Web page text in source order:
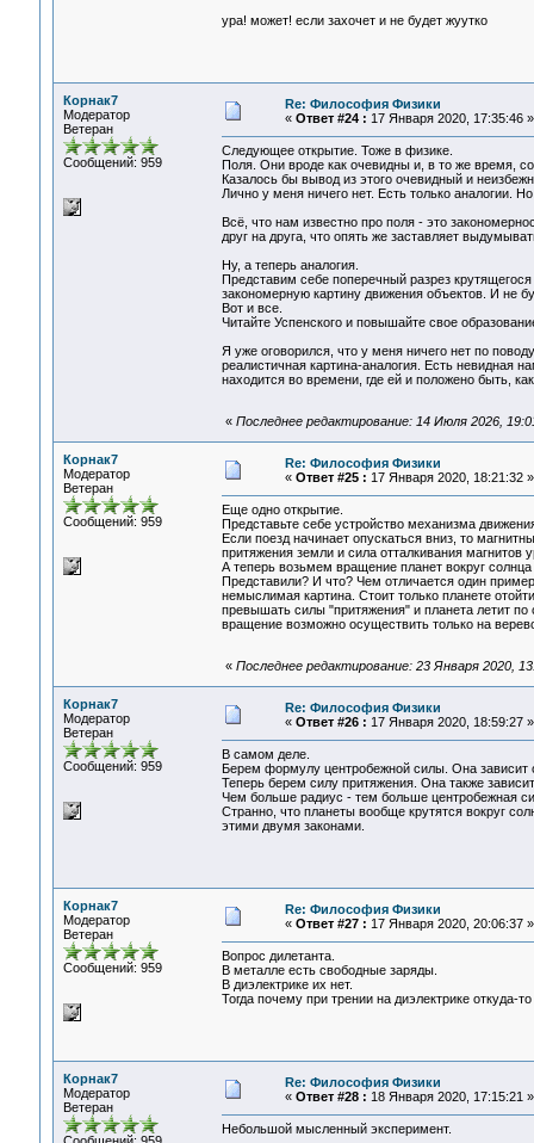
ура! может! если захочет и не будет жуутко
Корнак7
Модератор
Ветеран
Сообщений: 959
Re: Философия Физики
« Ответ #24 : 17 Января 2020, 17:35:46 »
Следующее открытие. Тоже в физике.
Поля. Они вроде как очевидны и, в то же время,
Казалось бы вывод из этого очевидный и
Лично у меня ничего нет. Есть только аналогии.
Всё, что нам известно про поля - это
друг на друга, что опять же заставляет
Ну, а теперь аналогия.
Представим себе поперечный разрез
закономерную картину движения объектов. И не
Вот и все.
Читайте Успенского и повышайте свое
Я уже оговорился, что у меня ничего нет по
реалистичная картина-аналогия. Есть невидная
находится во времени, где ей и положено быть,
« Последнее редактирование: 14 Июля 2026,
Корнак7
Модератор
Ветеран
Сообщений: 959
Re: Философия Физики
« Ответ #25 : 17 Января 2020, 18:21:32 »
Еще одно открытие.
Представьте себе устройство механизма
Если поезд начинает опускаться вниз, то
притяжения земли и сила отталкивания магнитов
А теперь возьмем вращение планет вокруг солнца
Представили? И что? Чем отличается один
немыслимая картина. Стоит только планете
превышать силы "притяжения" и планета летит по
вращение возможно осуществить только на
« Последнее редактирование: 23 Января 2020,
Корнак7
Модератор
Ветеран
Сообщений: 959
Re: Философия Физики
« Ответ #26 : 17 Января 2020, 18:59:27 »
В самом деле.
Берем формулу центробежной силы. Она зависит
Теперь берем силу притяжения. Она также
Чем больше радиус - тем больше центробежная
Странно, что планеты вообще крутятся вокруг
этими двумя законами.
Корнак7
Модератор
Ветеран
Сообщений: 959
Re: Философия Физики
« Ответ #27 : 17 Января 2020, 20:06:37 »
Вопрос дилетанта.
В металле есть свободные заряды.
В диэлектрике их нет.
Тогда почему при трении на диэлектрике откуда-
Корнак7
Модератор
Ветеран
Re: Философия Физики
« Ответ #28 : 18 Января 2020, 17:15:21 »
Небольшой мысленный эксперимент.